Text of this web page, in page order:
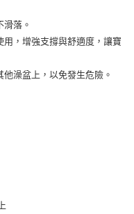
滑落。
用，增強支撐與舒適度，讓寶
澡盆上，以免發生危險。